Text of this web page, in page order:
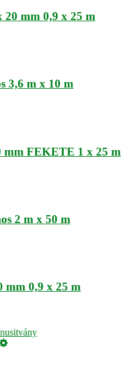
mm 0,9 x 25 m
3,6 m x 10 m
mm FEKETE 1 x 25 m
2 m x 50 m
mm 0,9 x 25 m